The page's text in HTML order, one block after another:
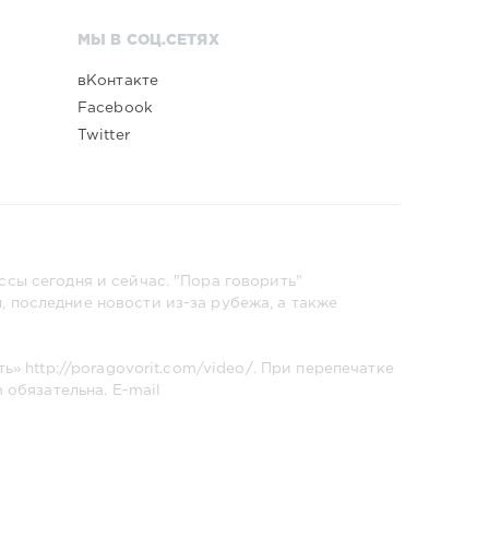
МЫ В СОЦ.СЕТЯХ
вКонтакте
Facebook
Twitter
сегодня и сейчас. "Пора говорить"
новости из-за рубежа, а также
http://poragovorit.com/video/
. При перепечатке
обязательна. E-mail